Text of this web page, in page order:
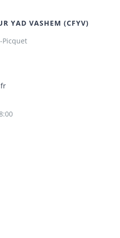
YAD VASHEM (CFYV)
Picquet